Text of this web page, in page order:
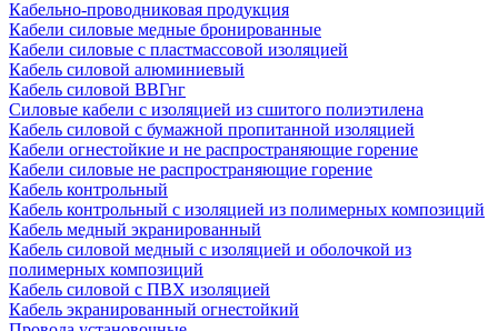
Кабельно-проводниковая продукция
Кабели силовые медные бронированные
Кабели силовые с пластмассовой изоляцией
Кабель силовой алюминиевый
Кабель силовой ВВГнг
Силовые кабели с изоляцией из сшитого полиэтилена
Кабель силовой с бумажной пропитанной изоляцией
Кабели огнестойкие и не распространяющие горение
Кабели силовые не распространяющие горение
Кабель контрольный
Кабель контрольный с изоляцией из полимерных композиций
Кабель медный экранированный
Кабель силовой медный с изоляцией и оболочкой из
полимерных композиций
Кабель силовой с ПВХ изоляцией
Кабель экранированный огнестойкий